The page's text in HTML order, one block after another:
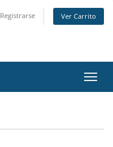
Registrarse Ver Carrito